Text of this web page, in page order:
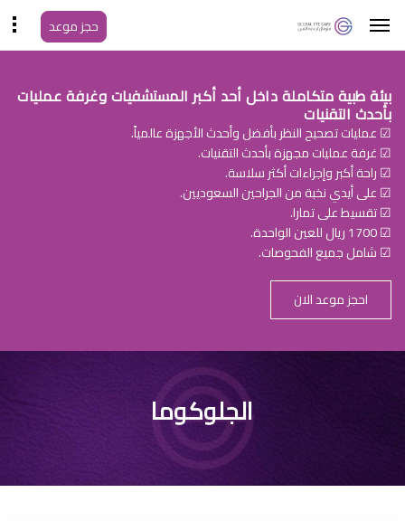
حجز موعد
بيئة طبية متكاملة داخل أحد أكبر المستشفيات وغرفة عمليات
بأحدث التقنيات
☑ عمليات تصحيح النظر بأفضل وأحدث الأجهزة عالمياً.
☑ غرفة عمليات مجهزة بأحدث التقنيات.
☑ راحة أكبر وإجراءات أكثر سلاسة.
☑ على أيدي نخبة من الجراحين السعوديين.
☑ تقسيط على تمارا.
☑ 1700 ريال للعين الواحدة.
☑ شامل جميع الفحوصات.
احجز موعد الان
مضاعفات عملية المياه
الزرقاء
الجلوكوما